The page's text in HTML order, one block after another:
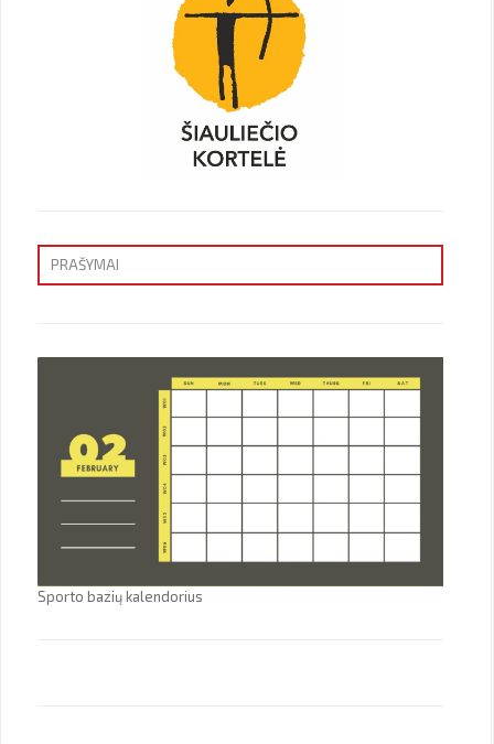
PRAŠYMAI
Sporto bazių kalendorius